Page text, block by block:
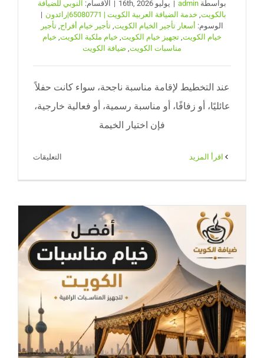
بواسطة admin
| يوليو 16th, 2026 | الأقسام: النوبي للضيافة
بالكويت خدمة الضيافة العربية الكويت | 65080771|رائدون
|
الوسوم: أسعار تأجير الخيام الكويت تأجير خيام أفراح تأجير
خيام الكويت تجهيز خيام الكويت خيام ملكية الكويت خيام
مناسبات الكويت ضيافة الكويت
عند التخطيط لإقامة مناسبة ناجحة، سواء كانت حفلاً
عائليًا، أو زفافًا، أو مناسبة رسمية، أو فعالية خارجية،
فإن اختيار الخيمة
التعليقات
|
ضيافة
الكويت
جميع
المناسبات
مغلقة